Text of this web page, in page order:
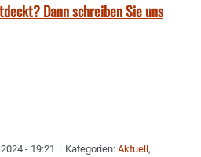
Dann schreiben Sie uns
- 19:21 | Kategorien: Aktuell ,